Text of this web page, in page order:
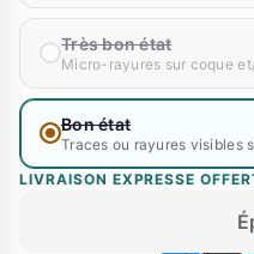
Très bon état
Micro-rayures sur coque
Bon état
Traces ou rayures visibles
LIVRAISON EXPRESSE